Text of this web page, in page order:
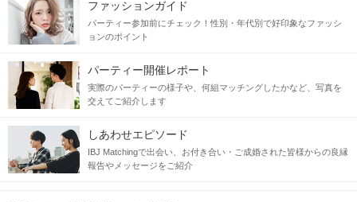
ファッションガイド
パーティー参加前にチェック！性別・年代別で好印象なファッシ
ョンのポイント
パーティー開催レポート
実際のパーティーの様子や、何組マッチングしたかなど、写真を
交えてご紹介します
しあわせエピソード
IBJ Matchingで出会い、お付き合い・ご成婚された皆様からの良縁
報告やメッセージをご紹介